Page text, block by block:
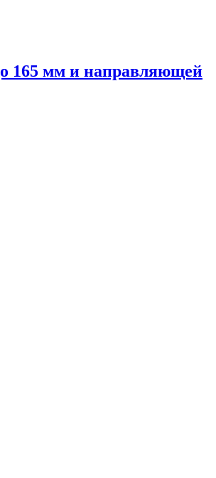
165 мм и направляющей